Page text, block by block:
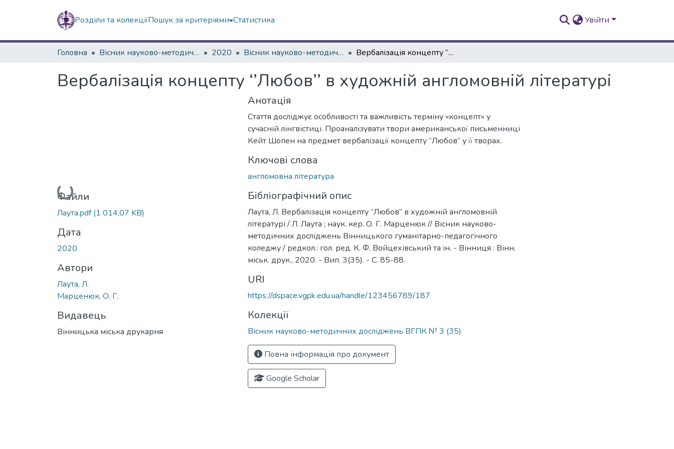
Розділи та колекціїПошук за критеріями Статистика Увійти
Головна Вісник науково-методичних досліджень ВГПК 2020 Вісник науково-методичних досліджень ВГПК № 3 (35) Вербалізація концепту ‘’Любов’’ в художній англомовній літературі
Вербалізація концепту ‘’Любов’’ в художній англомовній літературі
Вантажиться...
Файли
Лаута.pdf(1 014,07 KB)
Дата
2020
Автори
Лаута, Л.
Марценюк, О. Г.
Видавець
Вінницька міська друкарня
Анотація
Стаття досліджує особливості та важливість терміну «концепт» у
сучасній лінгвістиці. Проаналізувати твори американської письменниці
Кейт Шопен на предмет вербалізації концепту ‘’Любов’’ у її творах.
Ключові слова
англомовна література
Бібліографічний опис
Лаута, Л. Вербалізація концепту ‘’Любов’’ в художній англомовній
літературі / Л. Лаута ; наук. кер. О. Г. Марценюк // Вісник науково-
методичних досліджень Вінницького гуманітарно-педагогічного
коледжу / редкол.: гол. ред. К. Ф. Войцехівський та ін. - Вінниця : Вінн.
міськ. друк., 2020. - Вип. 3(35). - С. 85-88.
URI
https://dspace.vgpk.edu.ua/handle/123456789/187
Колекції
Вісник науково-методичних досліджень ВГПК № 3 (35)
Повна інформація про документ
Google Scholar